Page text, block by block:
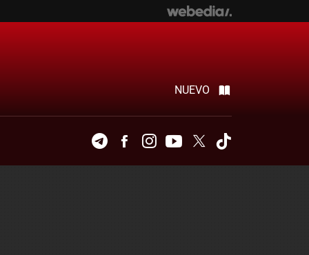
NUEVO
TelegramFacebookInstagramYoutubeTwitter